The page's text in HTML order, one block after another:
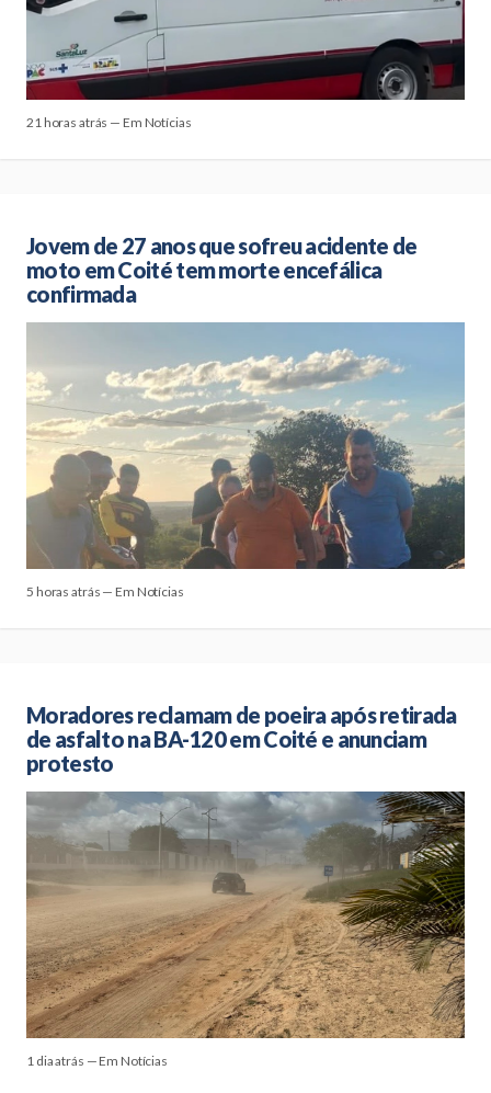
21 horas atrás — Em Notícias
Jovem de 27 anos que sofreu acidente de
moto em Coité tem morte encefálica
confirmada
5 horas atrás — Em Notícias
Moradores reclamam de poeira após retirada
de asfalto na BA-120 em Coité e anunciam
protesto
1 dia atrás — Em Notícias